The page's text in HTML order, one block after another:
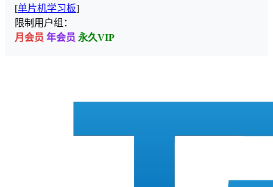
[单片机学习板]
限制用户组：
月会员 年会员 永久VIP